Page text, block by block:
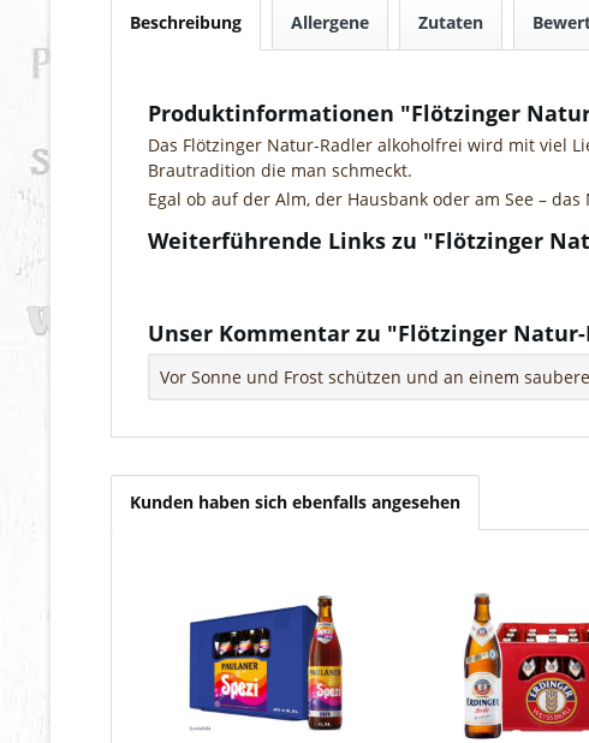
Beschreibung Allergene Zutaten
Produktinformationen "Flötzinger
Das Flötzinger Natur-Radler alkoholfrei wird mit viel
Brautradition die man schmeckt.
Egal ob auf der Alm, der Hausbank oder am See –
Weiterführende Links zu "Flötzinger
Unser Kommentar zu "Flötzinger
Vor Sonne und Frost schützen und an einem
Kunden haben sich ebenfalls angesehen